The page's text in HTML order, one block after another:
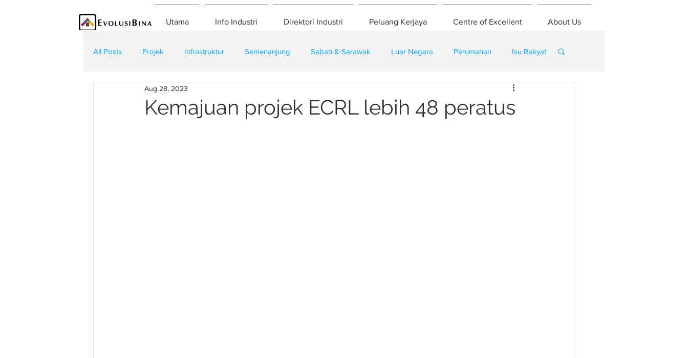
Utama Info Industri Direktori Industri Peluang Kerjaya Centre of Excellent About Us
All Posts Projek Infrastruktur Semenanjung Sabah & Sarawak Luar Negara Perumahan Isu Rakyat
Teknologi Kontraktor
Kemajuan projek ECRL lebih 48 peratus
Aug 28, 2023